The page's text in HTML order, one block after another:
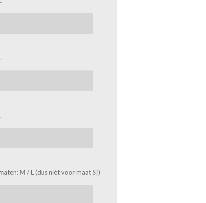
M / L (dus níét voor maat S!)